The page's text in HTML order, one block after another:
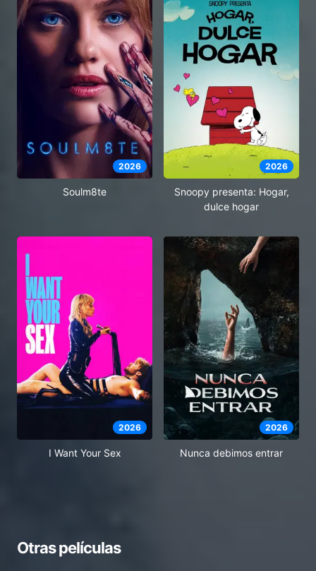
2026
Soulm8te
2026
Snoopy presenta: Hogar,
dulce hogar
2026
I Want Your Sex
2026
Nunca debimos entrar
Otras películas